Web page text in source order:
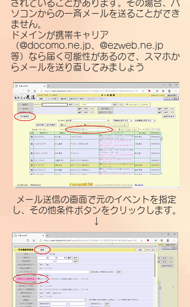
されていることがあります。その場合、パ
ソコンからの一斉メールを送ることができ
ません。
​ドメインが携帯キャリア
（@docomo.ne.jp、@ezweb.ne.jp
等）なら届く可能性があるので、
スマホか
らメールを送り直してみましょう
メール送信の画面で元のイベントを指定
し、その他条件ボタンをクリックします。
​↓